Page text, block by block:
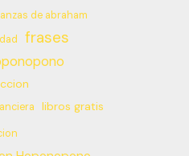
de abraham
frases
libros gratis